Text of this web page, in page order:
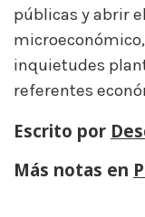
públicas y abrir
inquietudes
referentes
Escrito por
Más notas en